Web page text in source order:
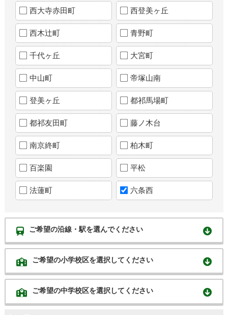
西大寺赤田町 西登美ヶ丘
西木辻町 青野町
千代ヶ丘 大宮町
中山町 帝塚山南
登美ヶ丘 都祁馬場町
都祁友田町 藤ノ木台
南京終町 柏木町
百楽園 平松
法蓮町 六条西
ご希望の沿線・駅を選んでください
ご希望の小学校区を選択してください
ご希望の中学校区を選択してください